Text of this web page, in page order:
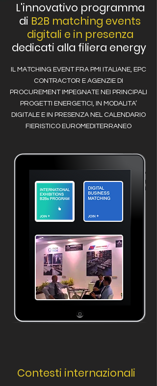
L'innovativo programma
di B2B matching events
digitali e in presenza
dedicati alla filiera energy
IL MATCHING EVENT FRA PMI ITALIANE, EPC
CONTRACTOR E AGENZIE DI
PROCUREMENT IMPEGNATE NEI PRINCIPALI
PROGETTI ENERGETICI, IN MODALITA’
DIGITALE E IN PRESENZA NEL CALENDARIO
FIERISTICO EUROMEDITERRANEO
Contesti internazionali